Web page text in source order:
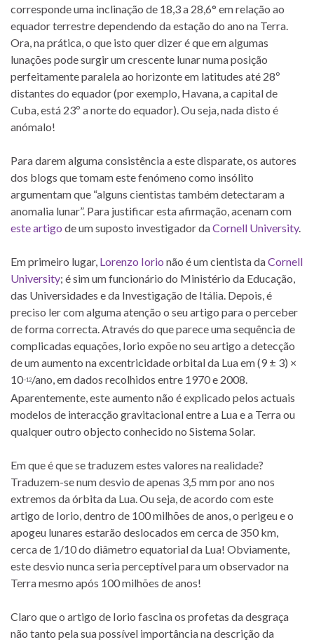
corresponde uma inclinação de 18,3 a 28,6° em relação ao
equador terrestre dependendo da estação do ano na Terra.
Ora, na prática, o que isto quer dizer é que em algumas
lunações pode surgir um crescente lunar numa posição
perfeitamente paralela ao horizonte em latitudes até 28º
distantes do equador (por exemplo, Havana, a capital de
Cuba, está 23º a norte do equador). Ou seja, nada disto é
anómalo!
Para darem alguma consistência a este disparate, os autores
dos blogs que tomam este fenómeno como insólito
argumentam que “alguns cientistas também detectaram a
anomalia lunar”. Para justificar esta afirmação, acenam com
este artigo de um suposto investigador daCornell University.
Em primeiro lugar, Lorenzo Iorio não é um cientista daCornell
University; é sim um funcionário do Ministério da Educação,
das Universidades e da Investigação de Itália. Depois, é
preciso ler com alguma atenção o seu artigo para o perceber
de forma correcta. Através do que parece uma sequência de
complicadas equações, Iorio expõe no seu artigo a detecção
de um aumento na excentricidade orbital da Lua em (9 ± 3) ×
10−12/ano, em dados recolhidos entre 1970 e 2008.
Aparentemente, este aumento não é explicado pelos actuais
modelos de interacção gravitacional entre a Lua e a Terra ou
qualquer outro objecto conhecido no Sistema Solar.
Em que é que se traduzem estes valores na realidade?
Traduzem-se num desvio de apenas 3,5 mm por ano nos
extremos da órbita da Lua. Ou seja, de acordo com este
artigo de Iorio, dentro de 100 milhões de anos, o perigeu e o
apogeu lunares estarão deslocados em cerca de 350 km,
cerca de 1/10 do diâmetro equatorial da Lua! Obviamente,
este desvio nunca seria perceptível para um observador na
Terra mesmo após 100 milhões de anos!
Claro que o artigo de Iorio fascina os profetas da desgraça
não tanto pela sua possível importância na descrição da